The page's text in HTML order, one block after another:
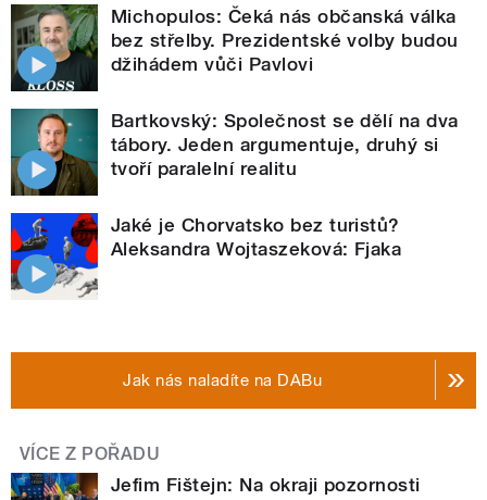
Michopulos: Čeká nás občanská válka
bez střelby. Prezidentské volby budou
džihádem vůči Pavlovi
Bartkovský: Společnost se dělí na dva
tábory. Jeden argumentuje, druhý si
tvoří paralelní realitu
Jaké je Chorvatsko bez turistů?
Aleksandra Wojtaszeková: Fjaka
Jak nás naladíte na DABu
VÍCE Z POŘADU
Jefim Fištejn: Na okraji pozornosti